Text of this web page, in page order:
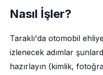
Nasıl İşler?
Taraklı'da otomobil
izlenecek adımlar
hazırlayın (kimlik,